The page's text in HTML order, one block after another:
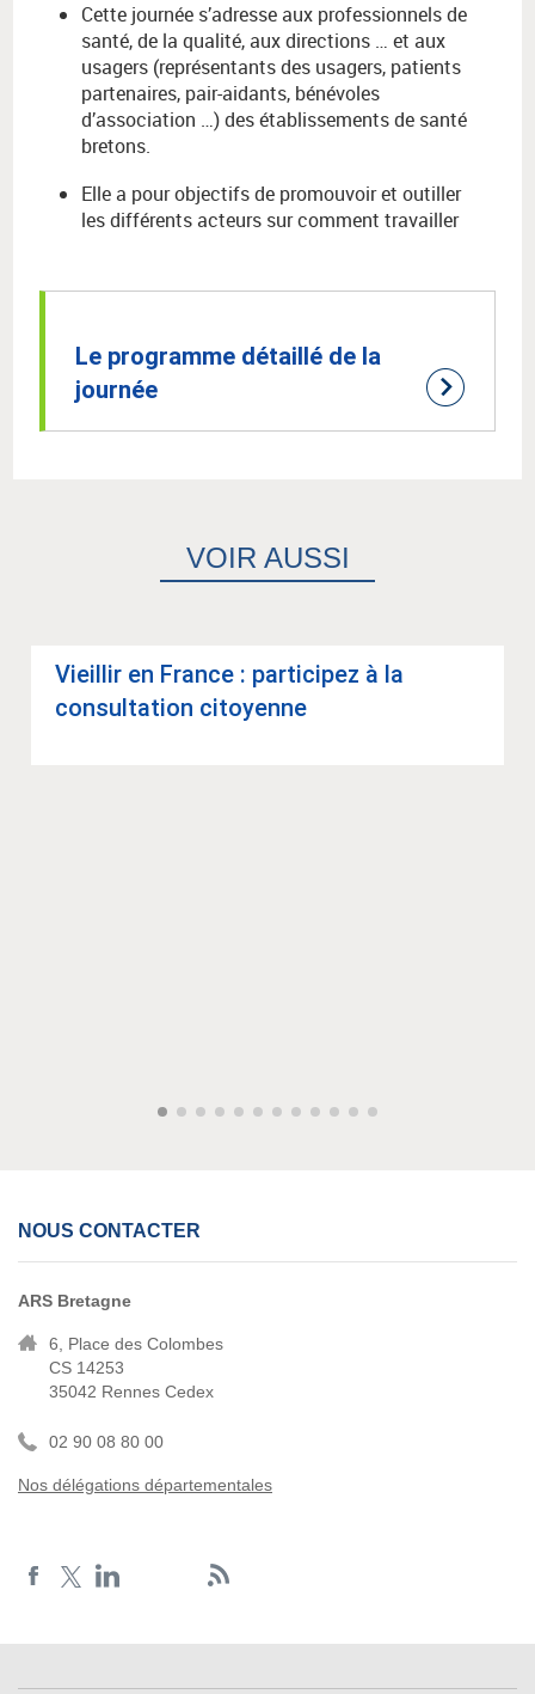
Cette journée s’adresse aux professionnels de
santé, de la qualité, aux directions … et aux
usagers (représentants des usagers, patients
partenaires, pair-aidants, bénévoles
d’association …) des établissements de santé
bretons.
Elle a pour objectifs de promouvoir et outiller
les différents acteurs sur comment travailler
Le programme détaillé de la
journée
VOIR AUSSI
Vieillir en France : par­ti­ci­pez à la
consul­ta­tion citoyenne
NOUS CONTACTER
ARS Bretagne
6, Place des Colombes
CS 14253
35042 Rennes Cedex
02 90 08 80 00
Nos délégations départementales